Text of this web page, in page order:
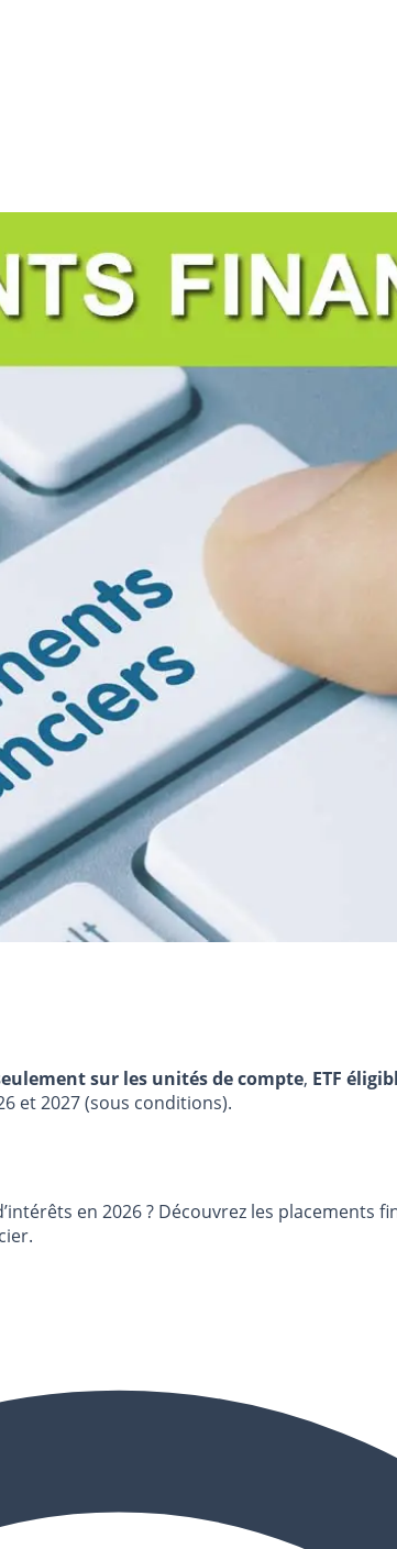
sur les unités de compte, ETF
et 2027 (sous conditions).
en 2026 ? Découvrez les placements